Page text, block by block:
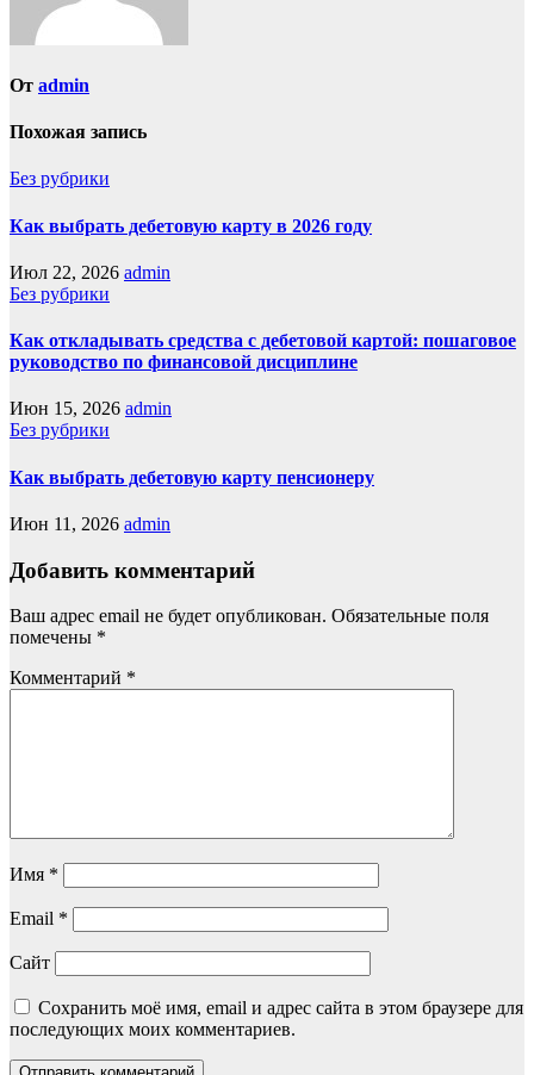
От admin
Похожая запись
Без рубрики
Как выбрать дебетовую карту в 2026 году
Июл 22, 2026 admin
Без рубрики
Как откладывать средства с дебетовой картой: пошаговое
руководство по финансовой дисциплине
Июн 15, 2026 admin
Без рубрики
Как выбрать дебетовую карту пенсионеру
Июн 11, 2026 admin
Добавить комментарий
Ваш адрес email не будет опубликован. Обязательные поля
помечены *
Комментарий *
Имя *
Email *
Сайт
Сохранить моё имя, email и адрес сайта в этом браузере для
последующих моих комментариев.